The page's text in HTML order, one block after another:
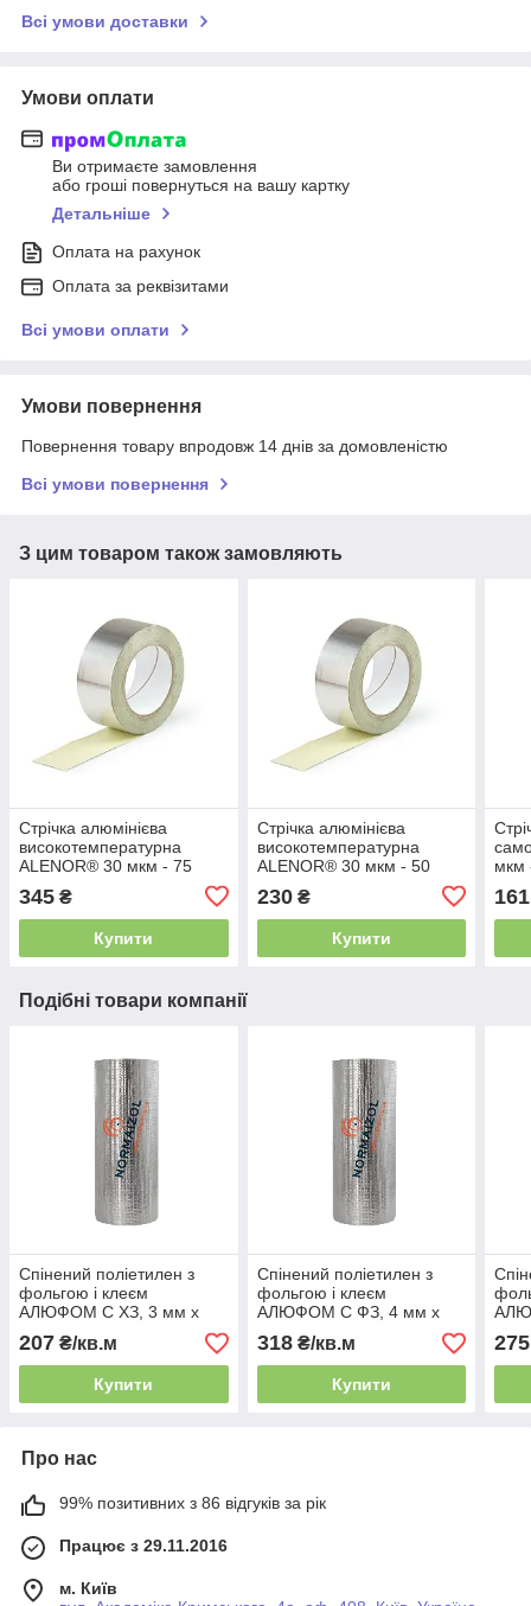
Всі умови доставки
Умови оплати
Ви отримаєте замовлення
або гроші повернуться на вашу картку
Детальніше
Оплата на рахунок
Оплата за реквізитами
Всі умови оплати
Умови повернення
Повернення товару впродовж 14 днів за домовленістю
Всі умови повернення
З цим товаром також замовляють
Стрічка алюмінієва
високотемпературна
ALENOR® 30 мкм - 75
345 ₴
Купити
Стрічка алюмінієва
високотемпературна
ALENOR® 30 мкм - 50
230₴
Купити
мкм
161
Подібні товари компанії
Спінений поліетилен з
фольгою і клеєм
АЛЮФОМ С ХЗ, 3 мм х
100 см
207 ₴/кв.м
Купити
Спінений поліетилен з
фольгою і клеєм
АЛЮФОМ С ФЗ, 4 мм х
100 см
318₴/кв.м
Купити
100
275
Про нас
99% позитивних з 86 відгуків за рік
Працює з 29.11.2016
м. Київ